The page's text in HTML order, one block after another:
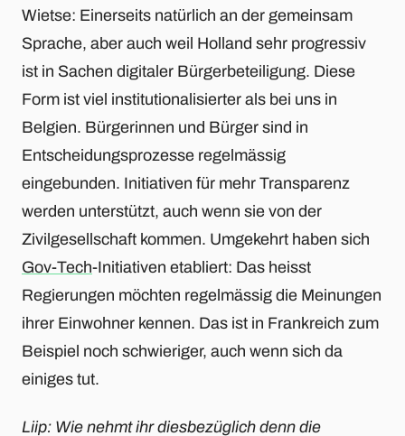
Wietse: Einerseits natürlich an der gemeinsam
Sprache, aber auch weil Holland sehr progressiv
ist in Sachen digitaler Bürgerbeteiligung. Diese
Form ist viel institutionalisierter als bei uns in
Belgien. Bürgerinnen und Bürger sind in
Entscheidungsprozesse regelmässig
eingebunden. Initiativen für mehr Transparenz
werden unterstützt, auch wenn sie von der
Zivilgesellschaft kommen. Umgekehrt haben sich
Gov-Tech-Initiativen etabliert: Das heisst
Regierungen möchten regelmässig die Meinungen
ihrer Einwohner kennen. Das ist in Frankreich zum
Beispiel noch schwieriger, auch wenn sich da
einiges tut.
Liip: Wie nehmt ihr diesbezüglich denn die